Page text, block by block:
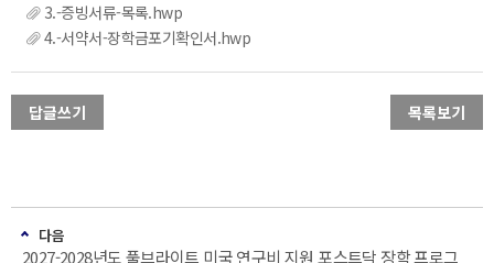
3.-증빙서류-목록.hwp
4.-서약서-장학금포기확인서.hwp
답글쓰기 목록보기
다음
2027-2028년도 풀브라이트 미국 연구비 지원 포스트닥 장학 프로그